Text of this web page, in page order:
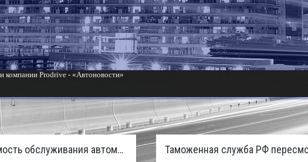
компании Prodrive - «Автоновости»
России с бензиновым мотором - «Тюнинг и автоспорт»
Стоимость обслуживания автомобилей в России вырастет из-за дефицита кадров